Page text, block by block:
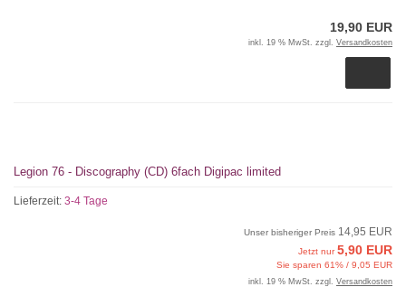
19,90 EUR
inkl. 19 % MwSt. zzgl. Versandkosten
Legion 76 - Discography (CD) 6fach Digipac limited
Lieferzeit: 3-4 Tage
Unser bisheriger Preis 14,95 EUR
Jetzt nur5,90 EUR
Sie sparen 61% / 9,05 EUR
inkl. 19 % MwSt. zzgl. Versandkosten